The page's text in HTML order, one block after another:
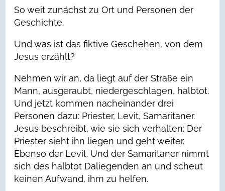
So weit zunächst zu Ort und Personen der
Geschichte.
Und was ist das fiktive Geschehen, von dem
Jesus erzählt?
Nehmen wir an, da liegt auf der Straße ein
Mann, ausgeraubt, niedergeschlagen, halbtot.
Und jetzt kommen nacheinander drei
Personen dazu: Priester, Levit, Samaritaner.
Jesus beschreibt, wie sie sich verhalten: Der
Priester sieht ihn liegen und geht weiter.
Ebenso der Levit. Und der Samaritaner nimmt
sich des halbtot Daliegenden an und scheut
keinen Aufwand, ihm zu helfen.